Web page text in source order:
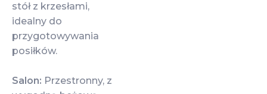
stół z krzesłami,
idealny do
przygotowywania
posiłków.
Salon: Przestronny, z